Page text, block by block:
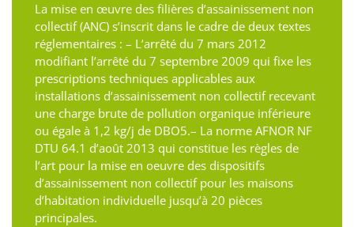
La mise en œuvre des filières d’assainissement non
collectif (ANC) s’inscrit dans le cadre de deux textes
réglementaires : – L’arrêté du 7 mars 2012
modifiant l’arrêté du 7 septembre 2009 qui fixe les
prescriptions techniques applicables aux
installations d’assainissement non collectif recevant
une charge brute de pollution organique inférieure
ou égale à 1,2 kg/j de DBO5.– La norme AFNOR NF
DTU 64.1 d’août 2013 qui constitue les règles de
l’art pour la mise en oeuvre des dispositifs
d’assainissement non collectif pour les maisons
d’habitation individuelle jusqu’à 20 pièces
principales.